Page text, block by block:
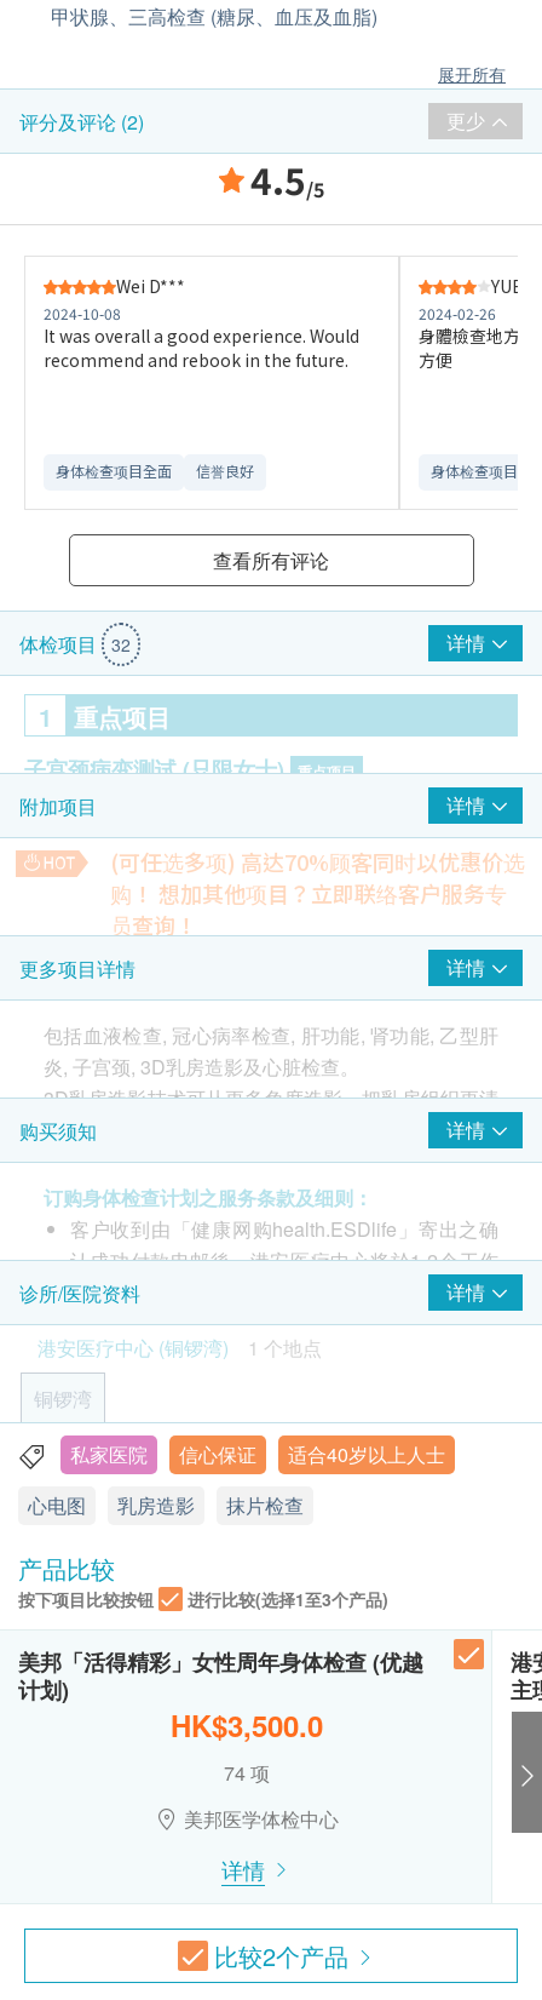
甲状腺、三高检查 (糖尿、血压及血脂)
展开所有
评分及评论 (2) 更少
4.5/5
Wei D***
2024-10-08
It was overall a good experience. Would
recommend and rebook in the future.
身体检查项目全面 信誉良好
2024-02-26
身體檢查地方
方便
身体检查项目全
查看所有评论
体检项目 32 详情
1 重点项目
子宫颈病变测试 (只限女士) 重点项目
柏氏子宫颈细胞检查
乳房检查 重点项目
3D 乳房造影
心脏检查 重点项目
2 基本项目
基本健康评估
血压
体质指标
身高
体重
脉搏率
色盲测试
青光眼初部检查
视力检查
病历及健康问卷调查
血脂
总胆固醇
高密度脂胆固醇
低密度脂胆固醇
糖尿
总碱性磷酸酶
附加项目 详情
(可任选多项) 高达70%顾客同时以优惠价选
购！ 想加其他项目？立即联络客户服务专
员查询！
心血管疾病检查
同型半胱氨酸、凝血酵素原时间、部份凝血素时间、D二元体
1,730.0
前列腺超声波
HK$1,610.0
盆腔超声波
HK$1,380.0
胃肿瘤指标
HK$520.0
肺X光平片
HK$300.0
HK$ 380.0
骨骼功能组合
钙、磷、碱性磷酸酶
HK$270.0
人类乳头瘤病毒测试
肝癌指标、胰脏癌指标、胃肿瘤指标、鼻咽癌肿瘤指标
1,980.0
癌症指标测试组合B - 只限女士
肝癌指标、胃肿瘤指标、卵巢肿瘤指标、乳房肿瘤指标
HK$1,920.0
DEXA骨质密度检查
更多项目详情 详情
包括血液检查, 冠心病率检查, 肝功能, 肾功能, 乙型肝
炎, 子宫颈, 3D乳房造影及心脏检查。
3D乳房造影技术可从更多角度造影，把乳房组织更清
楚地呈现出来，弯曲的乳房塑胶板亦大大减少乳房受
压的不适。
包括血液检查, 冠心病率检查, 肝功能, 肾功能, 乙型肝
炎, 子宫颈, 3D 乳房造影及心脏检查。
传统的乳房造影是2D影像，部分病变可能会被乳腺组
织重叠所遮掩，令诊断困难。 3D 乳房造影技术可从
更多角度造影，以多张1毫米厚的影像，把乳房组织
更清楚地呈现出来，改善传统影像技术中乳腺组织重
叠的弱点，有效提高准确度，能更清晰地分析疾病范
围。最新的3D乳房造影提供更清晰的影像，弯曲的乳
房塑胶板亦大大减少乳房受压的不适。
购买须知 详情
订购身体检查计划之服务条款及细则：
客户收到由「健康网购health.ESDlife」寄出之确
认成功付款电邮後，港安医疗中心将於1-2个工作
天内，致电客户预约身体检查的时间及地点。客户
亦可于订单确认后1个工作天致电港安医疗中心 (铜
锣湾)查询 (电话: 2782 2202)
客户必须於预约当天出示身份证及列印订购确认信
以确认身份。
本身体检查计划有效期为6个月，客户必须於6个月
内(由确认付款日期起计)接受有关检查，逾期作
废。
天跟进检查报告，工作天不包括星期六、日及公众
假期。 轮侯报告讲解时间会因应不同情况 (如个别
化验项目所需时间或客人指明特定时段) 而有所延
长。
叁者及／或退款。
所有体格检查并非作为医务诊断或治疗用途。
月内 (由确认付款日期起计) 接受有关服务，客户需
提前1个月预约相关服务，逾期作废。
疫苗注射服务必须经医生评估是否适合进行疫苗注
射， 并由注册医护人员负责注射程序。如医生认
为不适合注射疫苗，将需收取医生诊症费用
$300，余下差额将会退回。如有争议，健康网购
诊所/医院资料
详情
港安医疗中心 (铜锣湾)
1 个地点
铜锣湾
銅鑼灣恩平道28號利園二期26樓2601室
显示地图
星期一至四∶9:00a.m. － 7:00p.m.
星期五：9:00a.m. － 5:30p.m.
星期六, 日及公众假期∶休息
私家医院 信心保证
适合40岁以上人士
心电图
乳房造影 抹片检查
产品比较
按下项目比较按钮 进行比较(选择1至3个产品)
美邦「活得精彩」女性周年身体检查 (优越
计划)
HK$3,500.0
74 项
美邦医学体检中心
详情
港
主
比较2个产品